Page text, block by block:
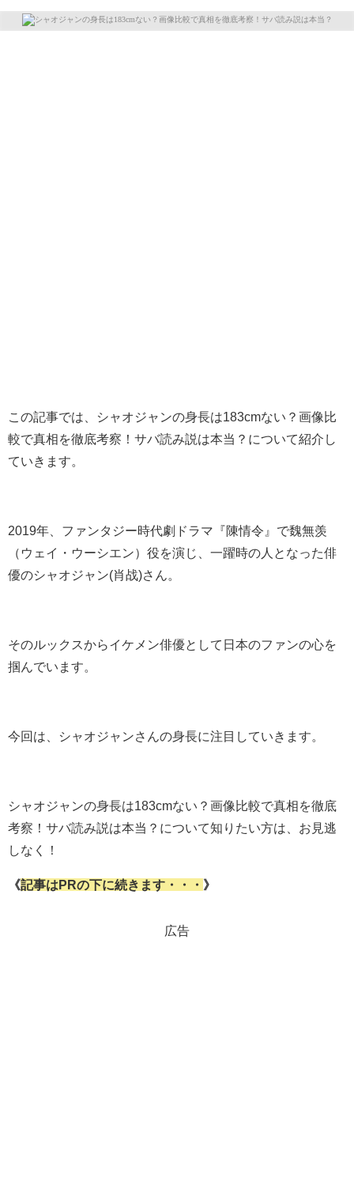
この記事では、シャオジャンの身長は183cmない？画像比
較で真相を徹底考察！サバ読み説は本当？について紹介し
ていきます。
2019年、ファンタジー時代劇ドラマ『陳情令』で魏無羡
（ウェイ・ウーシエン）役を演じ、一躍時の人となった俳
優のシャオジャン(肖战)さん。
そのルックスからイケメン俳優として日本のファンの心を
掴んでいます。
今回は、シャオジャンさんの身長に注目していきます。
シャオジャンの身長は183cmない？画像比較で真相を徹底
考察！サバ読み説は本当？について知りたい方は、お見逃
しなく！
《記事はPRの下に続きます・・・ 》
広告